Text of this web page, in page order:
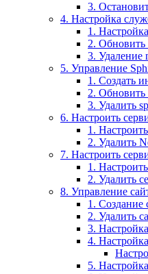
3.
4. Настройка
1.
2. Обновить
3. Удаление
5. Управление
1. Создать
2. Обновить
3. Удалить
6. Настроить
1.
2. Удалить
7. Настроить
1.
2. Удалить
8. Управление
1. Создание
2. Удалить
3.
4.
5.